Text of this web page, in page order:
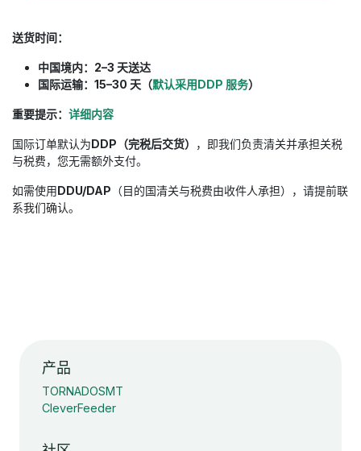
送货时间：
中国境内：2–3 天送达
国际运输：15–30 天（默认采用DDP 服务）
重要提示： 详细内容
国际订单默认为DDP（完税后交货）
，即我们负责清关并承担关税
与税费，您无需额外支付。
如需使用DDU/DAP （目的国清关与税费由收件人承担），请提前联
系我们确认。
产品
TORNADOSMT
CleverFeeder